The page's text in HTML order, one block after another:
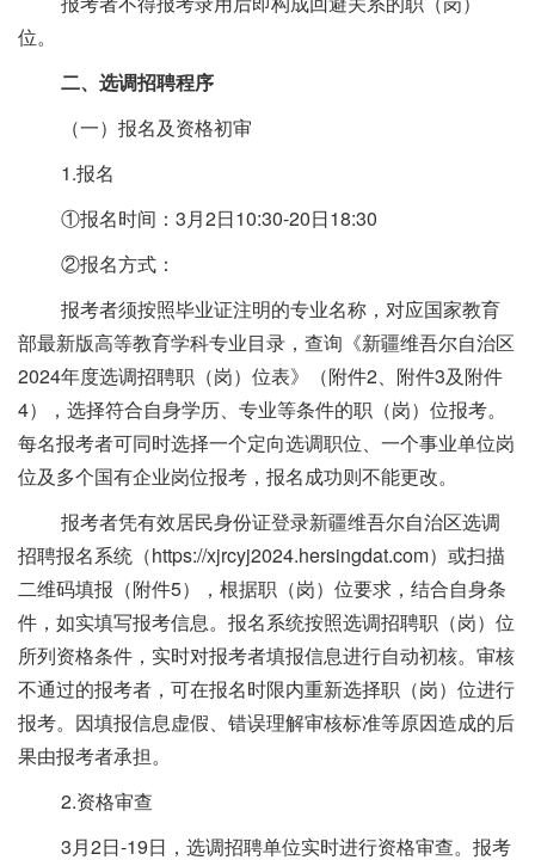
位。
二、选调招聘程序
（一）报名及资格初审
1.报名
①报名时间：3月2日10:30-20日18:30
②报名方式：
报考者须按照毕业证注明的专业名称，对应国家教育
部最新版高等教育学科专业目录，查询《新疆维吾尔自治区
2024年度选调招聘职（岗）位表》（附件2、附件3及附件
4），选择符合自身学历、专业等条件的职（岗）位报考。
每名报考者可同时选择一个定向选调职位、一个事业单位岗
位及多个国有企业岗位报考，报名成功则不能更改。
报考者凭有效居民身份证登录新疆维吾尔自治区选调
招聘报名系统（https://xjrcyj2024.hersingdat.com）或扫描
二维码填报（附件5），根据职（岗）位要求，结合自身条
件，如实填写报考信息。报名系统按照选调招聘职（岗）位
所列资格条件，实时对报考者填报信息进行自动初核。审核
不通过的报考者，可在报名时限内重新选择职（岗）位进行
报考。因填报信息虚假、错误理解审核标准等原因造成的后
果由报考者承担。
2.资格审查
3月2日-19日，选调招聘单位实时进行资格审查。报考